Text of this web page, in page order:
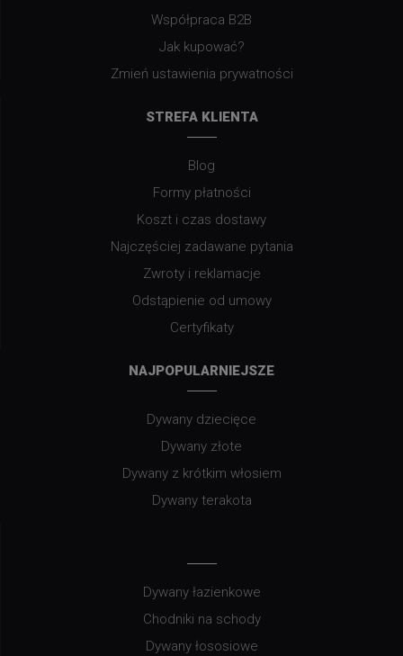
Współpraca B2B
Jak kupować?
Zmień ustawienia prywatności
STREFA KLIENTA
Blog
Formy płatności
Koszt i czas dostawy
Najczęściej zadawane pytania
Zwroty i reklamacje
Odstąpienie od umowy
Certyfikaty
NAJPOPULARNIEJSZE
Dywany dziecięce
Dywany złote
Dywany z krótkim włosiem
Dywany terakota
Dywany łazienkowe
Chodniki na schody
Dywany łososiowe